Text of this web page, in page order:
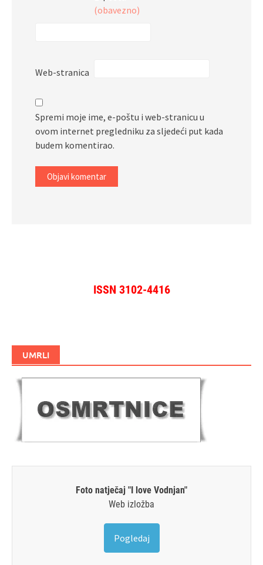
(obavezno)
Web-stranica
Spremi moje ime, e-poštu i web-stranicu u
ovom internet pregledniku za sljedeći put kada
budem komentirao.
ISSN 3102-4416
UMRLI
Foto natječaj "I love Vodnjan"
Web izložba
Pogledaj